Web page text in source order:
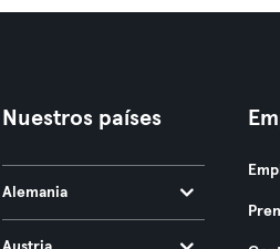
Nuestros países
Alemania